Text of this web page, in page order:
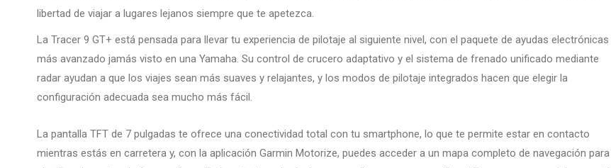
libertad de viajar a lugares lejanos siempre que te apetezca.
La Tracer 9 GT+ está pensada para llevar tu experiencia de pilotaje al siguiente nivel, con el paquete de ayudas electrónicas
más avanzado jamás visto en una Yamaha. Su control de crucero adaptativo y el sistema de frenado unificado mediante
radar ayudan a que los viajes sean más suaves y relajantes, y los modos de pilotaje integrados hacen que elegir la
configuración adecuada sea mucho más fácil.
La pantalla TFT de 7 pulgadas te ofrece una conectividad total con tu smartphone, lo que te permite estar en contacto
mientras estás en carretera y, con la aplicación Garmin Motorize, puedes acceder a un mapa completo de navegación para